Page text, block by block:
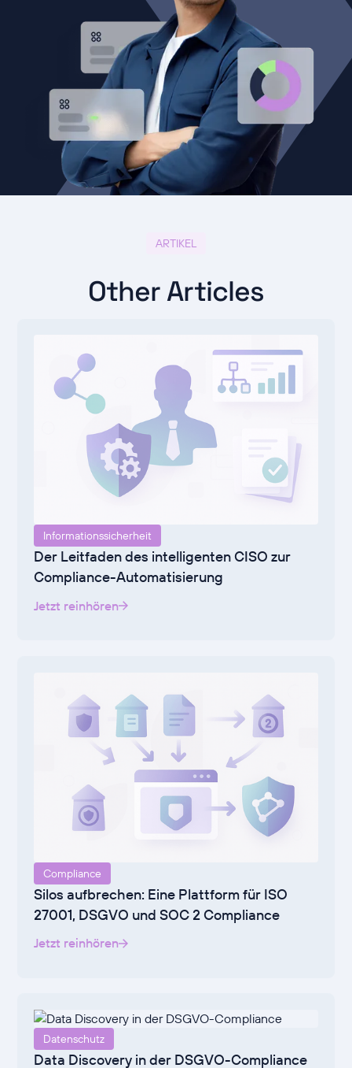
ARTIKEL
Other Articles
Informationssicherheit
Der Leitfaden des intelligenten CISO zur
Compliance-Automatisierung
Jetzt reinhören
Compliance
Silos aufbrechen: Eine Plattform für ISO
27001, DSGVO und SOC 2 Compliance
Jetzt reinhören
Datenschutz
Data Discovery in der DSGVO-Compliance